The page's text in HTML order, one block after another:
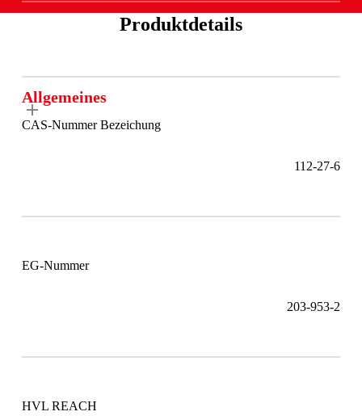
Produktdetails
Allgemeines
CAS-Nummer Bezeichung
112-27-6
EG-Nummer
203-953-2
HVL REACH